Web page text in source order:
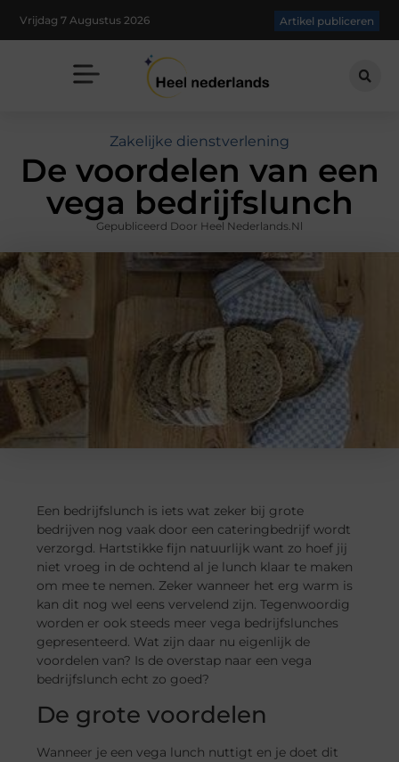
Vrijdag 7 Augustus 2026 Artikel publiceren
Zakelijke dienstverlening
De voordelen van een
vega bedrijfslunch
Gepubliceerd Door Heel Nederlands.nl
Een bedrijfslunch is iets wat zeker bij grote
bedrijven nog vaak door een cateringbedrijf wordt
verzorgd. Hartstikke fijn natuurlijk want zo hoef jij
niet vroeg in de ochtend al je lunch klaar te maken
om mee te nemen. Zeker wanneer het erg warm is
kan dit nog wel eens vervelend zijn. Tegenwoordig
worden er ook steeds meer vega bedrijfslunches
gepresenteerd. Wat zijn daar nu eigenlijk de
voordelen van? Is de overstap naar een vega
bedrijfslunch echt zo goed?
De grote voordelen
Wanneer je een vega lunch nuttigt en je doet dit